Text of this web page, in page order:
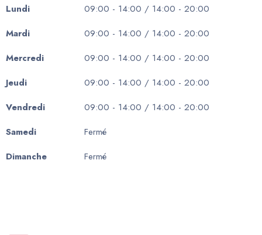
Lundi
09:00 - 14:00 / 14:00 - 20:00
Mardi
09:00 - 14:00 / 14:00 - 20:00
Mercredi
09:00 - 14:00 / 14:00 - 20:00
Jeudi
09:00 - 14:00 / 14:00 - 20:00
Vendredi
09:00 - 14:00 / 14:00 - 20:00
Samedi
Fermé
Dimanche
Fermé